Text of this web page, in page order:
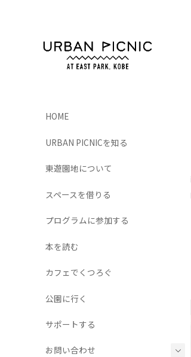
HOME
URBAN PICNICを知る
東遊園地について
スペースを借りる
プログラムに参加する
本を読む
カフェでくつろぐ
公園に行く
サポートする
お問い合わせ